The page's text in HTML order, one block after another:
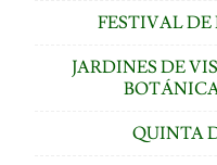
FESTIVAL DE
JARDINES DE
QUINTA